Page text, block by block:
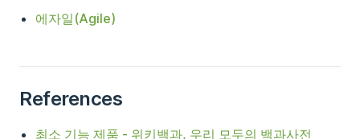
에자일(Agile)
References
최소 기능 제품 - 위키백과, 우리 모두의 백과사전